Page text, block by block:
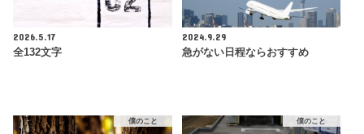
2026.5.17
全132文字
2024.9.29
急がない日程ならおすすめ
僕のこと 僕のこと